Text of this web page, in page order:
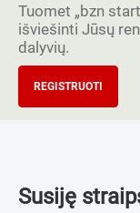
Tuomet „bzn
išviešinti Jūsų
dalyvių.
REGISTRUOTI
Susiję